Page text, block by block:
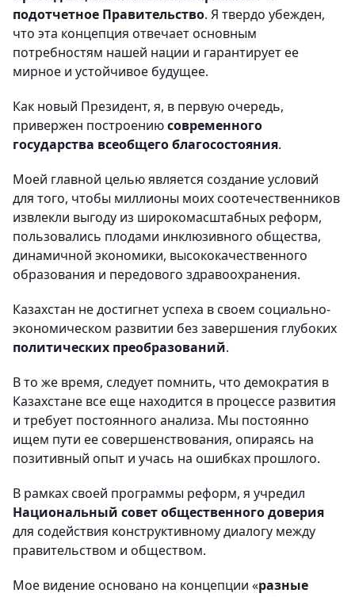
подотчетное Правительство. Я твердо убежден,
что эта концепция отвечает основным
потребностям нашей нации и гарантирует ее
мирное и устойчивое будущее.
Как новый Президент, я, в первую очередь,
привержен построениюсовременного
государства всеобщего благосостояния.
Моей главной целью является создание условий
для того, чтобы миллионы моих соотечественников
извлекли выгоду из широкомасштабных реформ,
пользовались плодами инклюзивного общества,
динамичной экономики, высококачественного
образования и передового здравоохранения.
Казахстан не достигнет успеха в своем социально-
экономическом развитии без завершения глубоких
политических преобразований.
В то же время, следует помнить, что демократия в
Казахстане все еще находится в процессе развития
и требует постоянного анализа. Мы постоянно
ищем пути ее совершенствования, опираясь на
позитивный опыт и учась на ошибках прошлого.
В рамках своей программы реформ, я учредил
Национальный совет общественного доверия
для содействия конструктивному диалогу между
правительством и обществом.
Мое видение основано на концепции «разные